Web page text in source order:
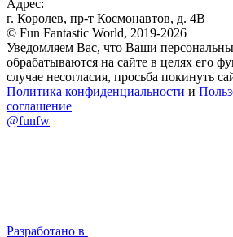
Адрес:
г. Королев, пр-т Космонавтов, д. 4В
© Fun Fantastic World, 2019-2026
Уведомляем Вас, что Ваши
обрабатываются на сайте в целях его
случае несогласия, просьба покинуть
Политика конфиденциальности и
соглашение
@funfw
Разработано в